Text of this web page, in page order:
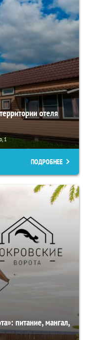
отеля
1
ПОДРОБНЕЕ
питание, мангал,